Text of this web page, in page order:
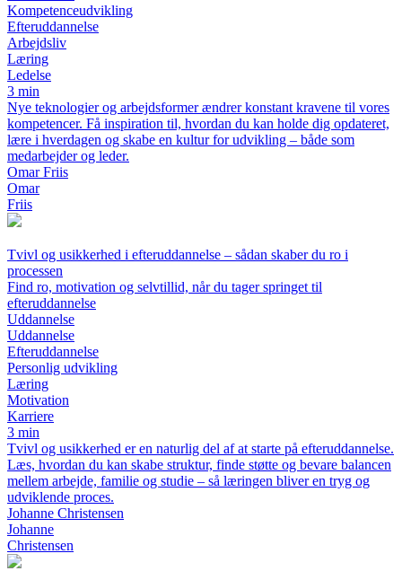
Kompetenceudvikling
Efteruddannelse
Arbejdsliv
Læring
Ledelse
3 min
Nye teknologier og arbejdsformer ændrer konstant kravene til vores
kompetencer. Få inspiration til, hvordan du kan holde dig opdateret,
lære i hverdagen og skabe en kultur for udvikling – både som
medarbejder og leder.
Omar Friis
Omar
Friis
Tvivl og usikkerhed i efteruddannelse – sådan skaber du ro i
processen
Find ro, motivation og selvtillid, når du tager springet til
efteruddannelse
Uddannelse
Uddannelse
Efteruddannelse
Personlig udvikling
Læring
Motivation
Karriere
3 min
Tvivl og usikkerhed er en naturlig del af at starte på efteruddannelse.
Læs, hvordan du kan skabe struktur, finde støtte og bevare balancen
mellem arbejde, familie og studie – så læringen bliver en tryg og
udviklende proces.
Johanne Christensen
Johanne
Christensen